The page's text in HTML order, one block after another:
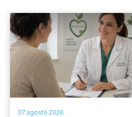
07 agosto 2026